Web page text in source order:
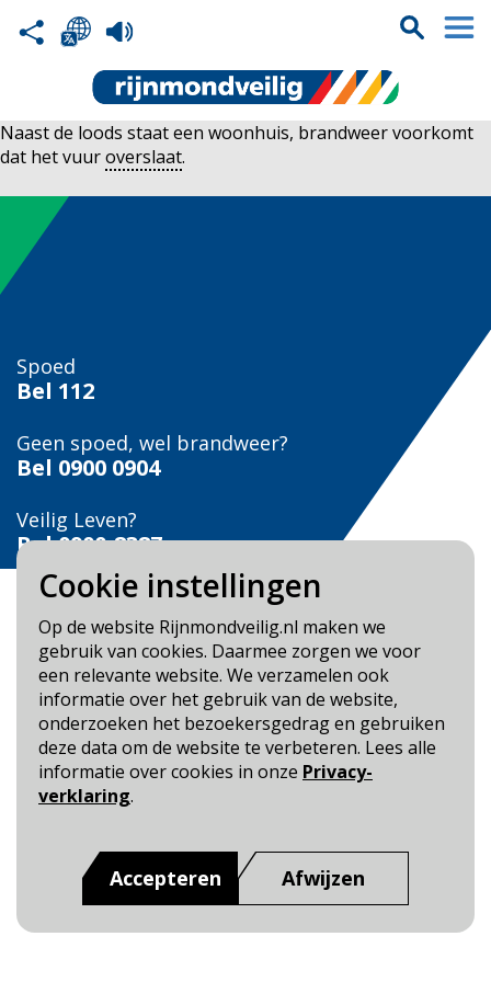
Cookie instellingen
Op de website Rijnmondveilig.nl maken we
gebruik van cookies. Daarmee zorgen we voor
een relevante website. We verzamelen ook
informatie over het gebruik van de website,
onderzoeken het bezoekersgedrag en gebruiken
deze data om de website te verbeteren. Lees alle
informatie over cookies in onze Privacy-
verklaring.
Accepteren Afwijzen
Naast de loods staat een woonhuis, brandweer voorkomt
dat het vuuroverslaat.
Spoed
Bel 112
Geen spoed, wel brandweer?
Bel 0900 0904
Veilig Leven?
Bel 0900-8387
Blijf op de hoogte
Cookie- en Privacybeleid
Toegankelijkheid